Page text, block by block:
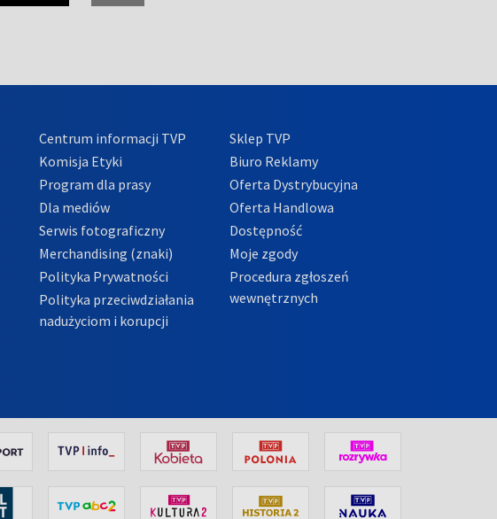
Centrum informacji TVP
Komisja Etyki
Program dla prasy
Dla mediów
Serwis fotograficzny
Merchandising (znaki)
Polityka Prywatności
Polityka przeciwdziałania
nadużyciom i korupcji
Sklep TVP
Biuro Reklamy
Oferta Dystrybucyjna
Oferta Handlowa
Dostępność
Moje zgody
Procedura zgłoszeń
wewnętrznych